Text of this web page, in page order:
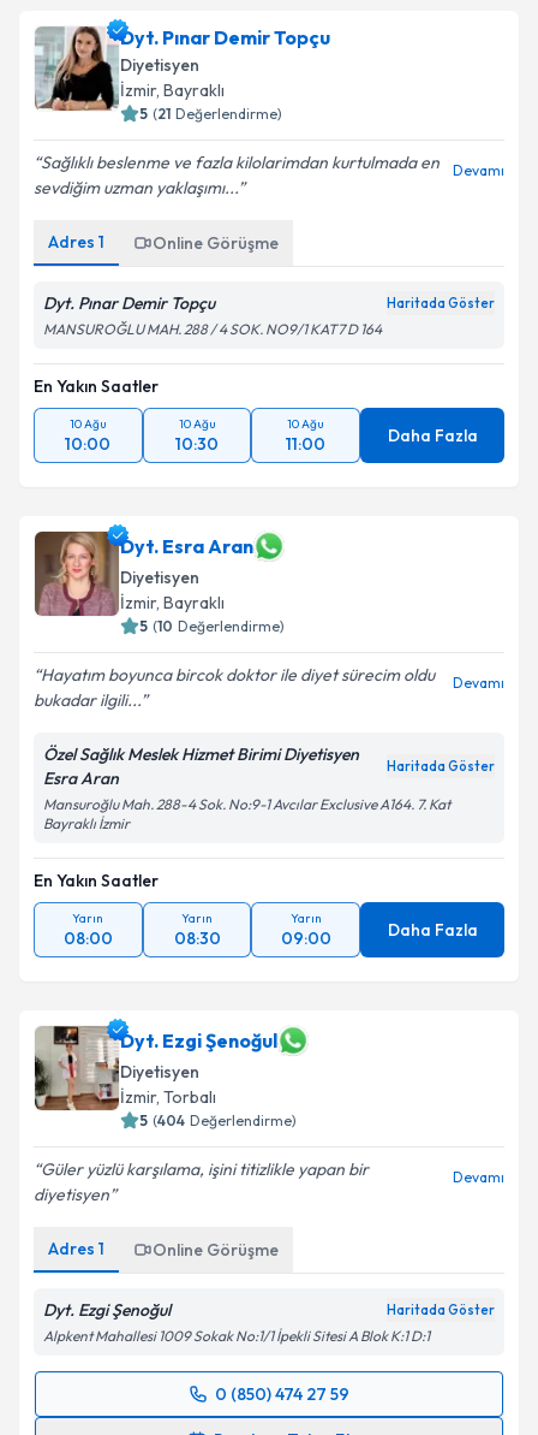
Dyt. Pınar Demir Topçu
Diyetisyen
İzmir, Bayraklı
5 (21 Değerlendirme)
Sağlıklı beslenme ve fazla kilolarimdan kurtulmada en
sevdiğim uzman yaklaşımı...
Devamı
Adres 1 Online Görüşme
Dyt. Pınar Demir Topçu Haritada Göster
MANSUROĞLU MAH. 288 / 4 SOK. NO9/1 KAT7 D 164
En Yakın Saatler
10 Ağu
10:00
10 Ağu
10:30
10 Ağu
11:00 Daha Fazla
Dyt. Esra Aran
Diyetisyen
İzmir, Bayraklı
5 (10 Değerlendirme)
Hayatım boyunca bircok doktor ile diyet sürecim oldu
bukadar ilgili...
Devamı
Özel Sağlık Meslek Hizmet Birimi Diyetisyen
Esra Aran
Haritada Göster
Mansuroğlu Mah. 288-4 Sok. No:9-1 Avcılar Exclusive A164. 7. Kat
Bayraklı İzmir
En Yakın Saatler
Yarın
08:00
Yarın
08:30
Yarın
09:00 Daha Fazla
Dyt. Ezgi Şenoğul
Diyetisyen
İzmir, Torbalı
5 (404 Değerlendirme)
Güler yüzlü karşılama, işini titizlikle yapan bir
diyetisyen
Devamı
Adres 1 Online Görüşme
Dyt. Ezgi Şenoğul Haritada Göster
Alpkent Mahallesi 1009 Sokak No:1/1 İpekli Sitesi A Blok K:1 D:1
0 (850) 474 27 59
Randevu Takvimi Talebi